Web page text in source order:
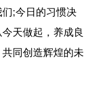
;今日的习惯决
天做起，养成良
同创造辉煌的未